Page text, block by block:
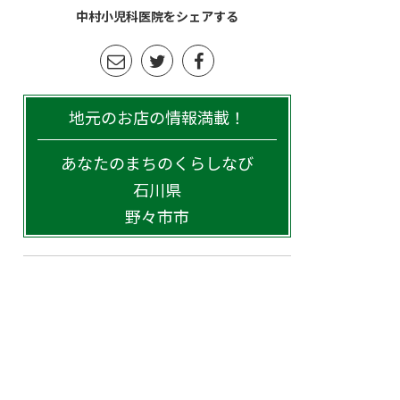
中村小児科医院をシェアする
地元のお店の情報満載！
あなたのまちのくらしなび
石川県
野々市市